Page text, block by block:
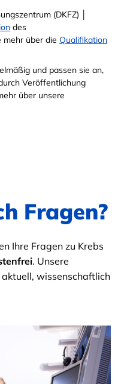
(DKFZ) │
des
mehr über die Qualifikation
und passen sie an,
Veröffentlichung
über unsere
Fragen?
Ihre Fragen zu Krebs
. Unsere
wissenschaftlich